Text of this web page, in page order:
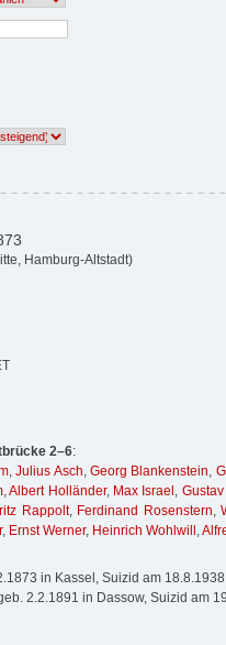
Hamburg-Altstadt)
2–6:
,Julius Asch, Georg Blankenstein,
,Albert Holländer, Max Israel ,
Rappolt, Ferdinand Rosenstern,
, Ernst Werner, Heinrich Wohlwill ,
in Kassel, Suizid am
2.2.1891 in Dassow, Suizid am